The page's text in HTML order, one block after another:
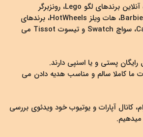
کاتالوگ فارسی فروشگاه آنلاین برندهای لگو Lego، رونزبرگر
Ravensburger، باربی Barbie، هات ویلز HotWheels، برندهای
ساعت نظیر کاسیو Casio، سواچ Swatch و تیسوت Tissot می
کاملا سالم و مناسب هدیه دادن می
کانال آپارات و یوتیوب خود ویدئوی بررسی
میدهیم.